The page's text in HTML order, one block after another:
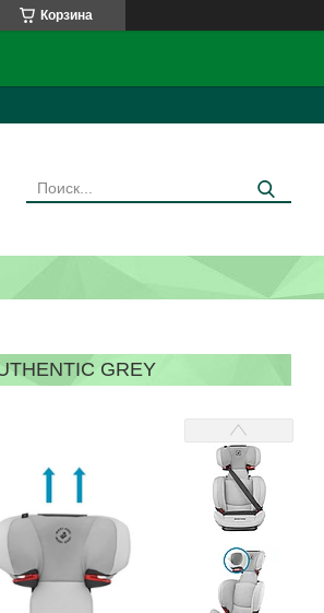
Корзина
GREY